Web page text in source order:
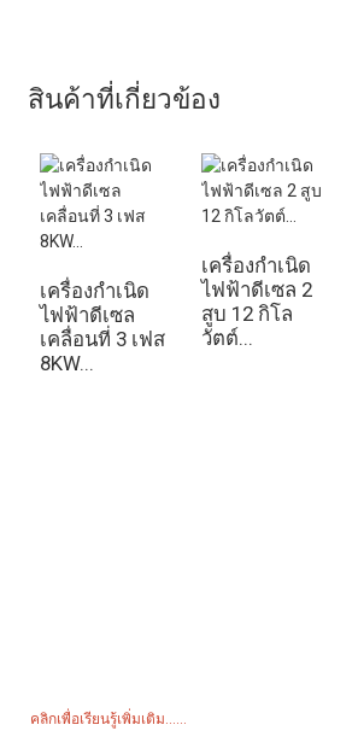
สินค้าที่เกี่ยวข้อง
เครื่องกำเนิด
ไฟฟ้าดีเซล
เคลื่อนที่ 3 เฟส
8KW...
เครื่องกำเนิด
ไฟฟ้าดีเซล 2
สูบ 12 กิโล
วัตต์...
คลิกเพื่อเรียนรู้เพิ่มเติม......